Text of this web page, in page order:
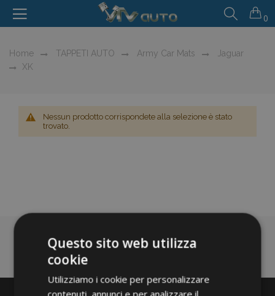
0
Home TAPPETI AUTO Army Car Mats
Jaguar
XK
Nessun prodotto corrispondete alla selezione è stato
trovato.
Questo sito web utilizza
cookie
Utilizziamo i cookie per personalizzare